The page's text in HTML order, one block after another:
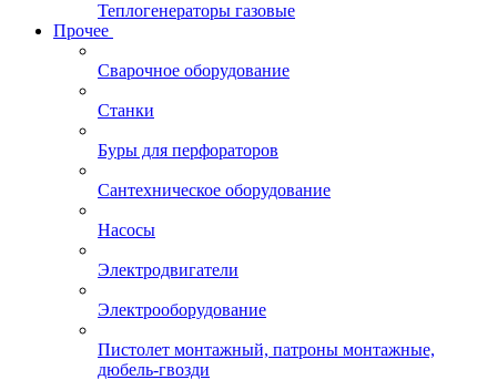
Теплогенераторы газовые
Прочее
Сварочное оборудование
Станки
Буры для перфораторов
Сантехническое оборудование
Насосы
Электродвигатели
Электрооборудование
Пистолет монтажный, патроны монтажные,
дюбель-гвозди